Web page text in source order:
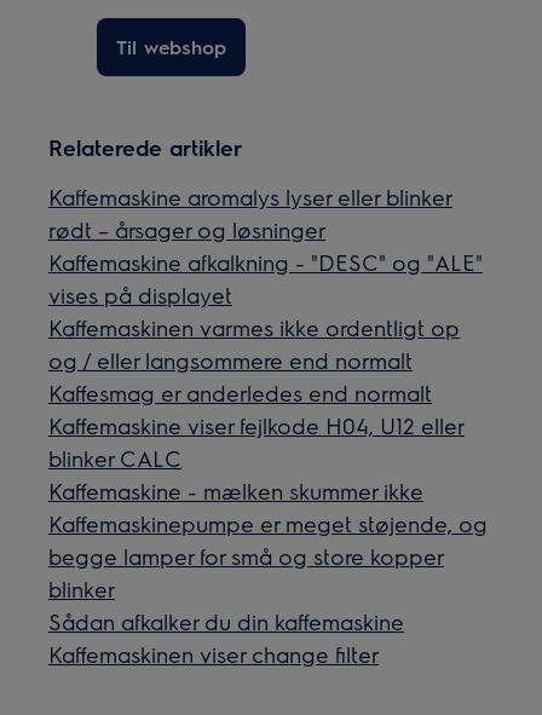
Til webshop
Relaterede artikler
Kaffemaskine aromalys lyser eller blinker
rødt – årsager og løsninger
Kaffemaskine afkalkning - "DESC" og "ALE"
vises på displayet
Kaffemaskinen varmes ikke ordentligt op
og / eller langsommere end normalt
Kaffesmag er anderledes end normalt
Kaffemaskine viser fejlkode H04, U12 eller
blinker CALC
Kaffemaskine - mælken skummer ikke
Kaffemaskinepumpe er meget støjende, og
begge lamper for små og store kopper
blinker
Sådan afkalker du din kaffemaskine
Kaffemaskinen viser change filter